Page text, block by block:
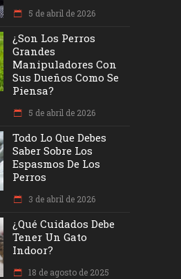
5 de abril de 2026
¿Son Los Perros
Grandes
Manipuladores Con
Sus Dueños Como Se
Piensa?
5 de abril de 2026
Todo Lo Que Debes
Saber Sobre Los
Espasmos De Los
Perros
3 de abril de 2026
¿Qué Cuidados Debe
Tener Un Gato
Indoor?
18 de agosto de 2025